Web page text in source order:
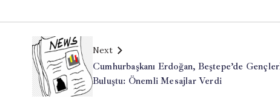
Next
Cumhurbaşkanı Erdoğan, Beştepe’de
Buluştu: Önemli Mesajlar Verdi